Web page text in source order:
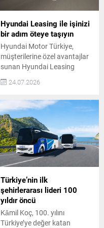
kullanıcılar, Türkiye’nin en
düşük yakıt tüketim
maliyetini sunan modellere
sahip olacak. Ayrıca özel
indirimler...
Hyundai Leasing ile işinizi
bir adım öteye taşıyın
Hyundai Motor Türkiye,
müşterilerine özel avantajlar
sunan Hyundai Leasing
hizmetini hayata geçirdi.
Hyundai Leasing ile Esnek
kişiler ve vergi levhasına
sahip gerçek kişiler, Hyundai
modellerine 60 aya varan
vade ve yüzde 100’e varan
finansman seçenekleriyle
kolayca ulaşabilecek.
Hyundai Leasing, sabit
ödeme avantajı, banka kredi
limitlerini etkilemeyen
yapısı...
24.07.2026
Türkiye’nin ilk
şehirlerarası lideri 100
yıldır öncü
Kâmil Koç, 100. yılını
Türkiye’ye değer katan